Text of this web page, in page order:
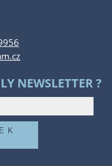
NEWSLETTER ?